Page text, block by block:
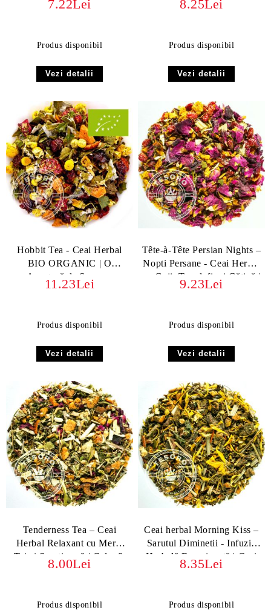
7.22Lei
Produs disponibil
Vezi detalii
8.25Lei
Produs disponibil
Vezi detalii
Hobbit Tea - Ceai Herbal
BIO ORGANIC | O
Aventură de Savoare
11.23Lei
Produs disponibil
Vezi detalii
Tête-à-Tête Persian Nights –
Nopti Persane - Ceai Herbal
cu Goji, Trandafir și Cătină |
Relaxare & Revigorare
9.23Lei
Produs disponibil
Vezi detalii
Tenderness Tea – Ceai
Herbal Relaxant cu Mere,
Tei și Scorțișoară | Calm &
Delicate
8.00Lei
Produs disponibil
Ceai herbal Morning Kiss –
Sarutul Diminetii - Infuzie
Herbală Energizantă | Ceai
Natural cu Mate, Guarana si
8.35Lei
Produs disponibil